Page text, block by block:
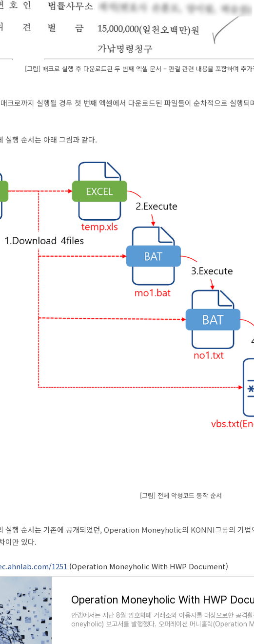
[그림] 매크로 실행 후 다운로드된 두 번째 엑셀 문서 – 판결 관련 내용을 포함하며 추
크로까지 실행될 경우 첫 번째 엑셀에서 다운로드된 파일들이 순차적으로 실행
실행 순서는 아래 그림과 같다.
[그림] 전체 악성코드 동작 순서
실행 순서는 기존에 공개되었던, Operation Moneyholic의 KONNI그룹의 기법
이만 있다.
1251 (Operation Moneyholic With HWP Document)
Operation Moneyholic With HWP
안랩에서는 지난 8월 암호화폐 거래소와 이용자를 대상으로한 공
oneyholic) 보고서를 발행했다. 오퍼레이션 머니홀릭(Operation